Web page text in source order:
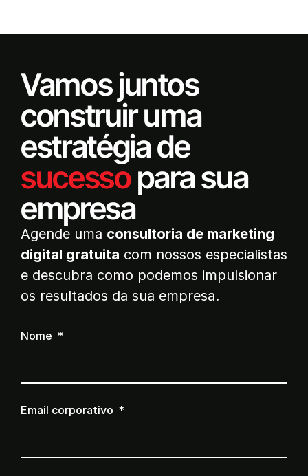
Vamos juntos
construir uma
estratégia de
sucessopara sua
empresa
Agende uma consultoria de marketing
digital gratuita com nossos especialistas
e descubra como podemos impulsionar
os resultados da sua empresa.
Nome
Email corporativo